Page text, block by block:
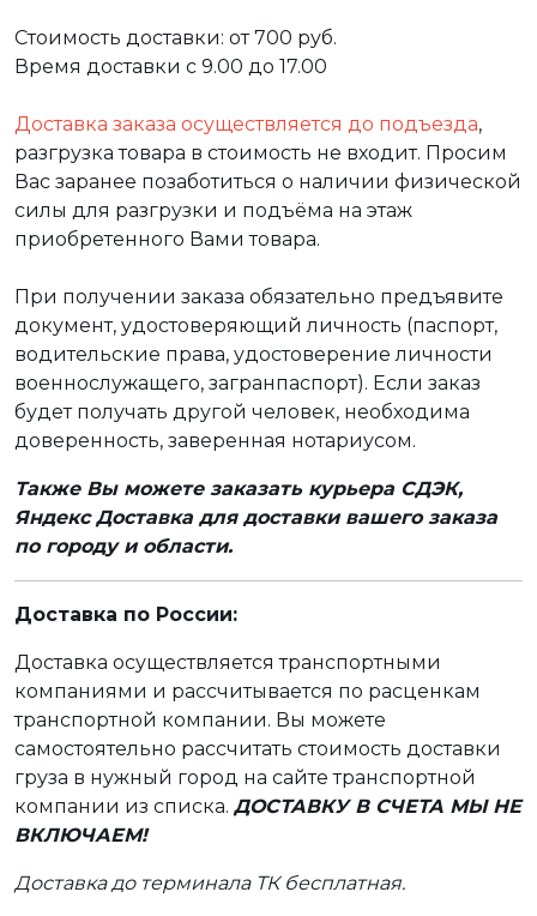
Стоимость доставки: от 700 руб.
Время доставки с 9.00 до 17.00
Доставка заказа осуществляется до подъезда,
разгрузка товара в стоимость не входит. Просим
Вас заранее позаботиться о наличии физической
силы для разгрузки и подъёма на этаж
приобретенного Вами товара.
При получении заказа обязательно предъявите
документ, удостоверяющий личность (паспорт,
водительские права, удостоверение личности
военнослужащего, загранпаспорт). Если заказ
будет получать другой человек, необходима
доверенность, заверенная нотариусом.
Также Вы можете заказать курьера СДЭК,
Яндекс Доставка для доставки вашего заказа
по городу и области.
Доставка по России:
Доставка осуществляется транспортными
компаниями и рассчитывается по расценкам
транспортной компании. Вы можете
самостоятельно рассчитать стоимость доставки
груза в нужный город на сайте транспортной
компании из списка. ДОСТАВКУ В СЧЕТА МЫ НЕ
ВКЛЮЧАЕМ!
Доставка до терминала ТК бесплатная.